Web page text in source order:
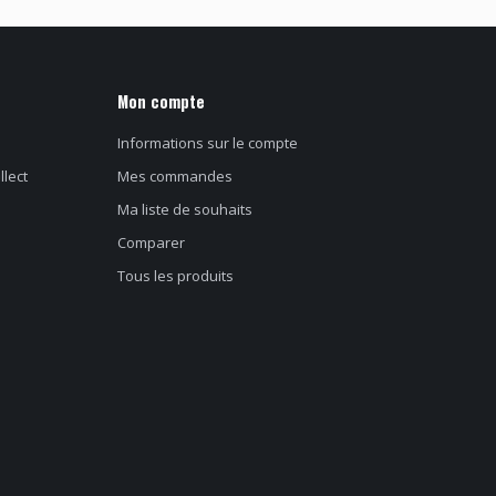
Mon compte
Informations sur le compte
Mes commandes
Ma liste de souhaits
Comparer
Tous les produits